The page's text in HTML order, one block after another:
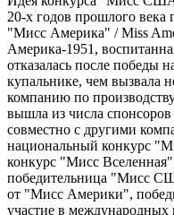
20-х годов прошлого
"Мисс Америка" / Miss
Америка-1951,
отказалась после победы
купальнике, чем вызвала
компанию по
вышла из числа
совместно с другими
национальный конкурс
конкурс "Мисс
победительница "Мисс
от "Мисс Америки",
участие в